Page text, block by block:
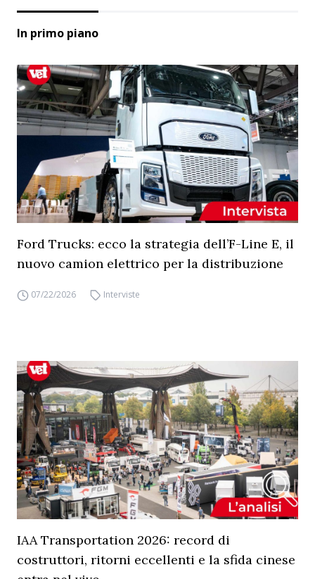
In primo piano
Ford Trucks: ecco la strategia dell’F-Line E, il
nuovo camion elettrico per la distribuzione
07/22/2026 Interviste
IAA Transportation 2026: record di
costruttori, ritorni eccellenti e la sfida cinese